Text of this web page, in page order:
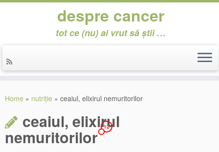
despre cancer
tot ce (nu) ai vrut să știi …
Home » nutriție » ceaiul, elixirul nemuritorilor
ceaiul, elixirul
nemuritorilor 12